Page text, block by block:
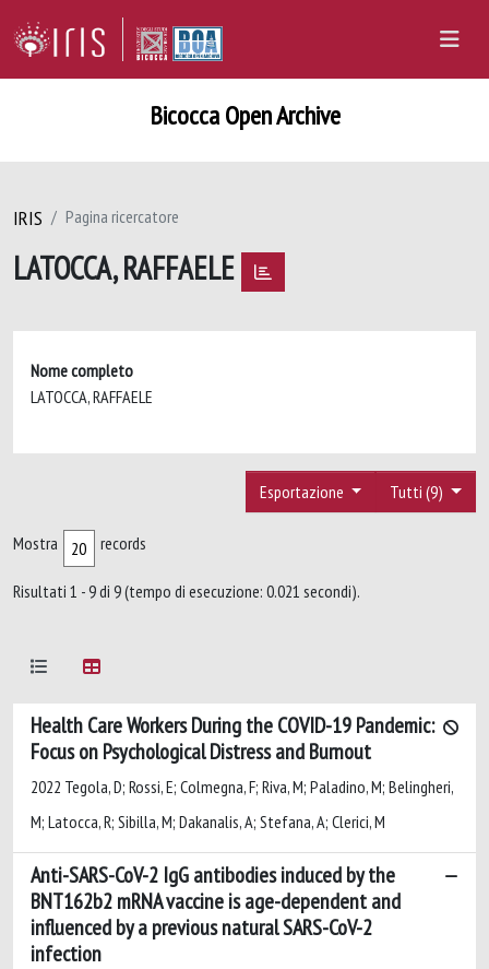
Bicocca Open Archive
IRIS Pagina ricercatore
LATOCCA, RAFFAELE
Nome completo
LATOCCA, RAFFAELE
Tutti (9)
Esportazione
Mostra records
Risultati 1 - 9 di 9 (tempo di esecuzione: 0.021 secondi).
Health Care Workers During the COVID-19 Pandemic:
Focus on Psychological Distress and Burnout
2022 Tegola, D; Rossi, E; Colmegna, F; Riva, M; Paladino, M; Belingheri,
M; Latocca, R; Sibilla, M; Dakanalis, A; Stefana, A; Clerici, M
Anti-SARS-CoV-2 IgG antibodies induced by the
BNT162b2 mRNA vaccine is age-dependent and
influenced by a previous natural SARS-CoV-2
infection